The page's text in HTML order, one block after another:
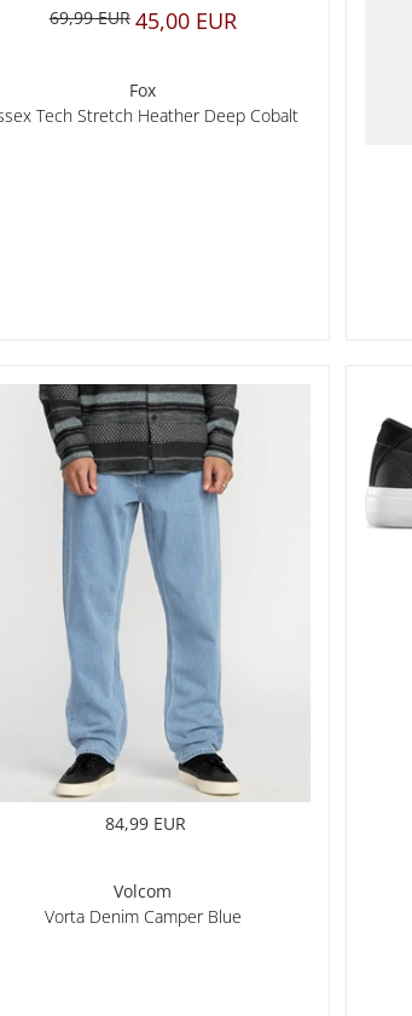
69,99 EUR 45,00 EUR
Fox
Tech Stretch Heather Deep Cobalt
84,99 EUR
Volcom
Vorta Denim Camper Blue